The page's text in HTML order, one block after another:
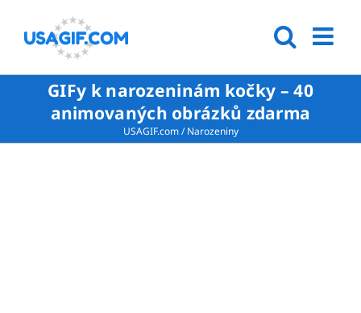
GIFy k narozeninám kočky – 40
animovaných obrázků zdarma
USAGIF.com/Narozeniny